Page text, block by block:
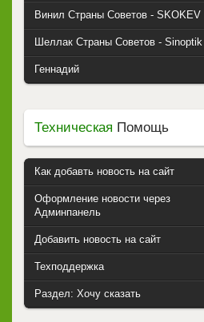
Винил Страны Советов - SKOKEV
Шеллак Страны Советов - Sinoptik
Геннадий
Техническая Помощь
Как добавть новость на сайт
Оформление новости через
Админпанель
Добавить новость на сайт
Техподдержка
Раздел: Хочу сказать